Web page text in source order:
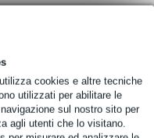
cookies e altre tecniche
utilizzati per abilitare le
sul nostro sito per
agli utenti che lo visitano.